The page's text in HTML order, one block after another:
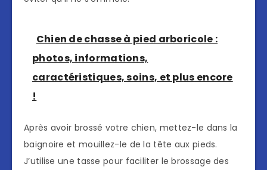
Chien de chasse à pied arboricole :
photos, informations,
caractéristiques, soins, et plus encore
!
Après avoir brossé votre chien, mettez-le dans la
baignoire et mouillez-le de la tête aux pieds.
J’utilise une tasse pour faciliter le brossage des